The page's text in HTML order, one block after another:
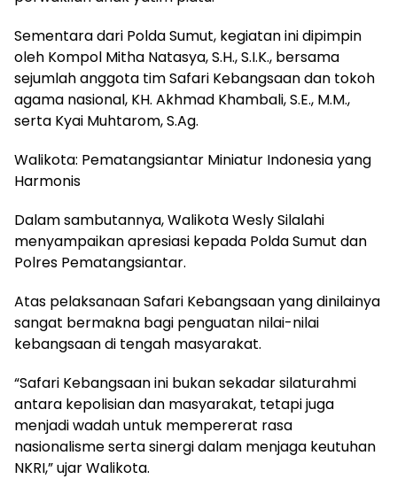
Sementara dari Polda Sumut, kegiatan ini dipimpin
oleh Kompol Mitha Natasya, S.H., S.I.K., bersama
sejumlah anggota tim Safari Kebangsaan dan tokoh
agama nasional, KH. Akhmad Khambali, S.E., M.M.,
serta Kyai Muhtarom, S.Ag.
Walikota: Pematangsiantar Miniatur Indonesia yang
Harmonis
Dalam sambutannya, Walikota Wesly Silalahi
menyampaikan apresiasi kepada Polda Sumut dan
Polres Pematangsiantar.
Atas pelaksanaan Safari Kebangsaan yang dinilainya
sangat bermakna bagi penguatan nilai-nilai
kebangsaan di tengah masyarakat.
“Safari Kebangsaan ini bukan sekadar silaturahmi
antara kepolisian dan masyarakat, tetapi juga
menjadi wadah untuk mempererat rasa
nasionalisme serta sinergi dalam menjaga keutuhan
NKRI,” ujar Walikota.